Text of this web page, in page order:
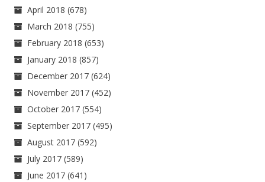
April 2018 (678)
March 2018 (755)
February 2018 (653)
January 2018 (857)
December 2017 (624)
November 2017 (452)
October 2017 (554)
September 2017 (495)
August 2017 (592)
July 2017 (589)
June 2017 (641)